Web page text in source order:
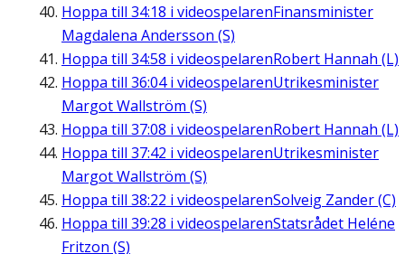
Hoppa till 34:18 i videospelarenFinansminister
Magdalena Andersson (S)
Hoppa till 34:58 i videospelarenRobert Hannah (L)
Hoppa till 36:04i videospelarenUtrikesminister
Margot Wallström (S)
Hoppa till 37:08 i videospelarenRobert Hannah (L)
Hoppa till 37:42 i videospelarenUtrikesminister
Margot Wallström (S)
Hoppa till 38:22 i videospelarenSolveig Zander (C)
Hoppa till 39:28 i videospelarenStatsrådet Heléne
Fritzon (S)